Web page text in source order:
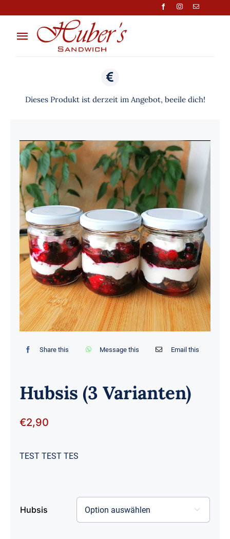
springen
Toggle
Anfragen
Shop
Kontakt
Dieses Produkt ist derzeit im Angebot, beeile dich!
Share this Message this Email this
Hubsis (3 Varianten)
€2,90
TEST TEST TES
Hubsis 